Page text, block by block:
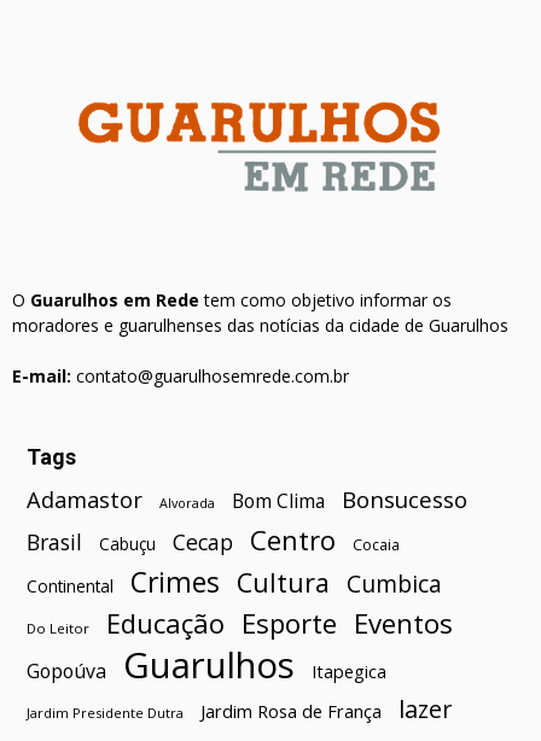
O Guarulhos em Rede tem como objetivo informar os
moradores e guarulhenses das notícias da cidade de Guarulhos
E-mail: contato@guarulhosemrede.com.br
Tags
Adamastor Alvorada Bom Clima Bonsucesso
Brasil Cabuçu Cecap Centro Cocaia
Continental Crimes Cultura Cumbica
Do Leitor Educação Esporte Eventos
Gopoúva Guarulhos Itapegica
Jardim Presidente Dutra Jardim Rosa de França
lazer